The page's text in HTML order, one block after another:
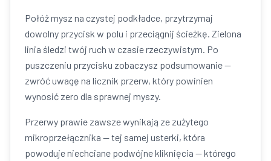
Połóż mysz na czystej podkładce, przytrzymaj
dowolny przycisk w polu i przeciągnij ścieżkę. Zielona
linia śledzi twój ruch w czasie rzeczywistym. Po
puszczeniu przycisku zobaczysz podsumowanie —
zwróć uwagę na licznik przerw, który powinien
wynosić zero dla sprawnej myszy.
Przerwy prawie zawsze wynikają ze zużytego
mikroprzełącznika — tej samej usterki, która
powoduje niechciane podwójne kliknięcia — którego